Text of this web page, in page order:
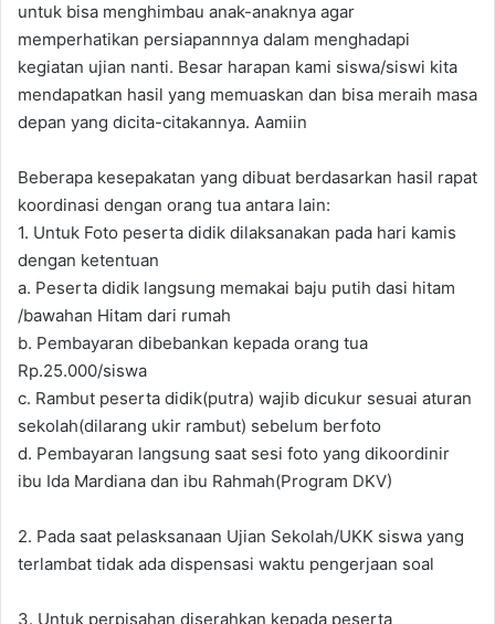
untuk bisa menghimbau anak-anaknya agar
memperhatikan persiapannnya dalam menghadapi
kegiatan ujian nanti. Besar harapan kami siswa/siswi kita
mendapatkan hasil yang memuaskan dan bisa meraih masa
depan yang dicita-citakannya. Aamiin
Beberapa kesepakatan yang dibuat berdasarkan hasil rapat
koordinasi dengan orang tua antara lain:
1. Untuk Foto peserta didik dilaksanakan pada hari kamis
dengan ketentuan
a. Peserta didik langsung memakai baju putih dasi hitam
/bawahan Hitam dari rumah
b. Pembayaran dibebankan kepada orang tua
Rp.25.000/siswa
c. Rambut peserta didik(putra) wajib dicukur sesuai aturan
sekolah(dilarang ukir rambut) sebelum berfoto
d. Pembayaran langsung saat sesi foto yang dikoordinir
ibu Ida Mardiana dan ibu Rahmah(Program DKV)
2. Pada saat pelasksanaan Ujian Sekolah/UKK siswa yang
terlambat tidak ada dispensasi waktu pengerjaan soal
3. Untuk perpisahan diserahkan kepada peserta